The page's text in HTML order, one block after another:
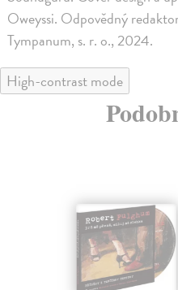
Oweyssi. Odpovědný
Tympanum, s. r. o., 2024.
High-contrast mode